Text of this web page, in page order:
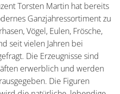
Torsten Martin hat bereits
Ganzjahressortiment zu
Vögel, Eulen, Frösche,
seit vielen Jahren bei
Die Erzeugnisse sind
erwerblich und werden
Die Figuren